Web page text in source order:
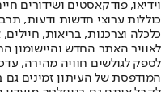
וידיאו, פודקאסטים ושידורים
כוללות ערוצי חדשות ודעות,
לאוויר האתר החדש והיישומון
לספק לגולשים חוויה מהירה,
המודפסת של העיתון זמינים